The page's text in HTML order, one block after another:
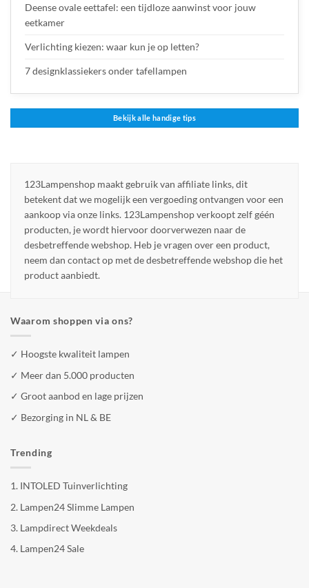
Deense ovale eettafel: een tijdloze aanwinst voor jouw
eetkamer
Verlichting kiezen: waar kun je op letten?
7 designklassiekers onder tafellampen
Bekijk alle handige tips
123Lampenshop maakt gebruik van affiliate links, dit
betekent dat we mogelijk een vergoeding ontvangen voor een
aankoop via onze links. 123Lampenshop verkoopt zelf géén
producten, je wordt hiervoor doorverwezen naar de
desbetreffende webshop. Heb je vragen over een product,
neem dan contact op met de desbetreffende webshop die het
product aanbiedt.
Waarom shoppen via ons?
✓ Hoogste kwaliteit lampen
✓ Meer dan 5.000 producten
✓ Groot aanbod en lage prijzen
✓ Bezorging in NL & BE
Trending
1. INTOLED Tuinverlichting
2. Lampen24 Slimme Lampen
3. Lampdirect Weekdeals
4. Lampen24 Sale